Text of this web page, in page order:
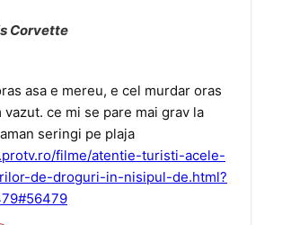
Corvette
asa e mereu, e cel murdar oras
vazut. ce mi se pare mai grav la
seringi pe plaja
filme/atentie-turisti-acele-
de-droguri-in-nisipul-de.html?